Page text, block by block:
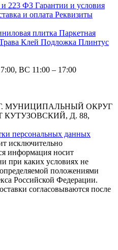
и 223 ФЗ Гарантии и условия
и оплата Реквизиты
плитка Паркетная
Клей Подложка Плинтус
ВС 11:00 – 17:00
МУНИЦИПАЛЬНЫЙ ОКРУГ
Д. 88,
персональных данных
исключительно
информация носит
при каких условиях не
положениями
Российской Федерации.
согласовываются после